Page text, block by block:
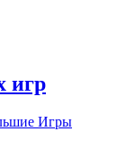
игр
Игры